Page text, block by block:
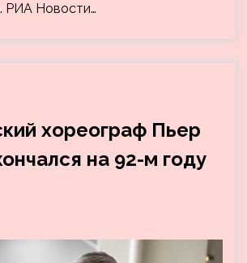
РИА Новости…
хореограф Пьер
на 92-м году